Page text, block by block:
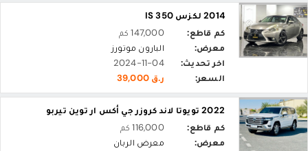
2014 لكزس IS 350
كم قاطع:
147,000 كم
معرض:
البارون موتورز
اخر تحديث:
2024-11-04
السعر:
ر.ق 39,000
2022 تويوتا لاند كروزر جي أكس ار توين تيربو
كم قاطع:
116,000 كم
معرض:
معرض الربان